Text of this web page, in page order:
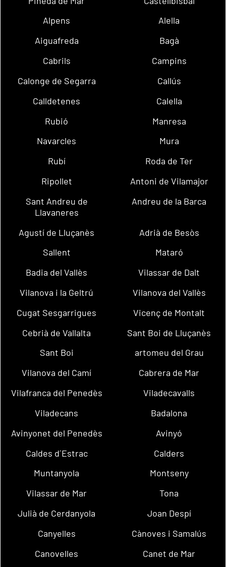
Alpens
Alella
Aiguafreda
Bagà
Cabrils
Campins
Calonge de Segarra
Callús
Calldetenes
Calella
Rubió
Manresa
Navarcles
Mura
Rubí
Roda de Ter
Ripollet
Antoni de Vilamajor
Sant Andreu de
Llavaneres
Andreu de la Barca
Agustí de Lluçanès
Adrià de Besòs
Sallent
Mataró
Badia del Vallès
Vilassar de Dalt
Vilanova i la Geltrú
Vilanova del Vallès
Cugat Sesgarrigues
Vicenç de Montalt
Cebrià de Vallalta
Sant Boi de Lluçanès
Sant Boi
artomeu del Grau
Vilanova del Camí
Cabrera de Mar
Vilafranca del Penedès
Viladecavalls
Viladecans
Badalona
Avinyonet del Penedès
Avinyó
Caldes d´Estrac
Calders
Muntanyola
Montseny
Vilassar de Mar
Tona
Julià de Cerdanyola
Joan Despí
Canyelles
Cànoves i Samalús
Canovelles
Canet de Mar